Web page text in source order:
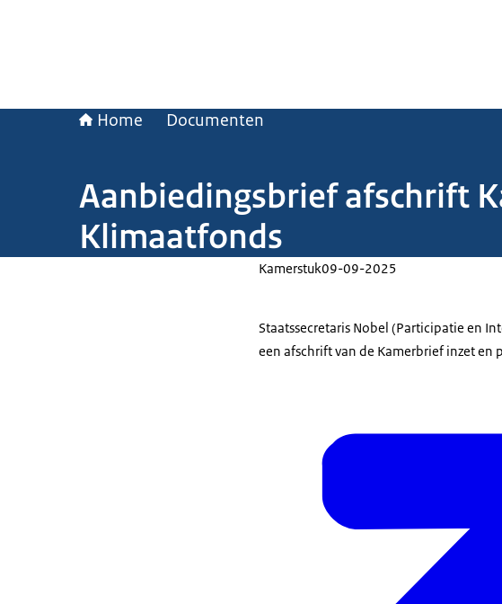
Home Documenten
Aanbiedingsbrief afschrift
Klimaatfonds
Kamerstuk09-09-2025
Staatssecretaris Nobel (Participatie en
een afschrift van de Kamerbrief inzet en